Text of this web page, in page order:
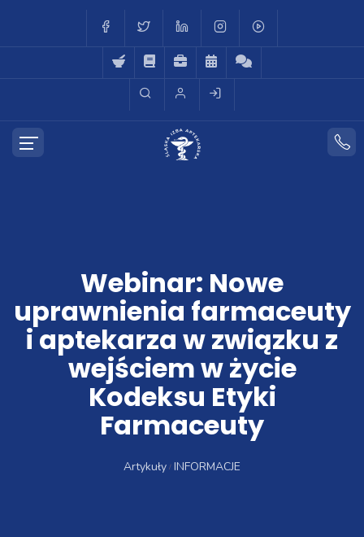
Webinar: Nowe
uprawnienia farmaceuty
i aptekarza w związku z
wejściem w życie
Kodeksu Etyki
Farmaceuty
Artykuły INFORMACJE